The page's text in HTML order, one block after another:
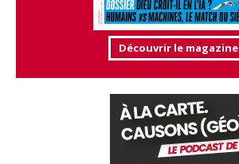
Découvrir le magazine